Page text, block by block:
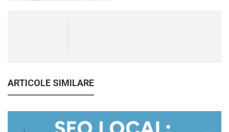
ARTICOLE SIMILARE